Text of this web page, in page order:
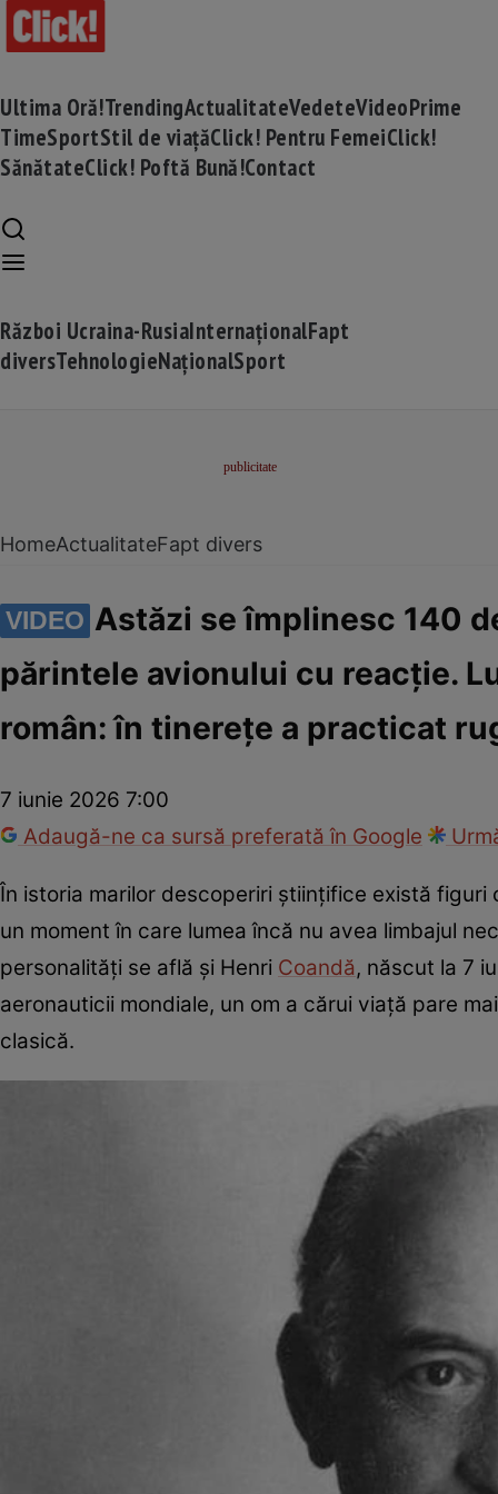
Ultima Oră!TrendingActualitateVedeteVideoPrime
TimeSportStil de viațăClick! Pentru FemeiClick!
SănătateClick! Poftă Bună!Contact
Război Ucraina-RusiaInternaționalFapt
diversTehnologieNaționalSport
HomeActualitateFapt divers
VIDEO Astăzi se împlinesc 140
părintele avionului cu reacție.
român: în tinerețe a practicat
7 iunie 2026 7:00
Adaugă-ne ca sursă preferată în Google
În istoria marilor descoperiri științifice există
un moment în care lumea încă nu avea limbajul
personalități se află și Henri Coandă, născut la 7
aeronauticii mondiale, un om a cărui viață pare
clasică.